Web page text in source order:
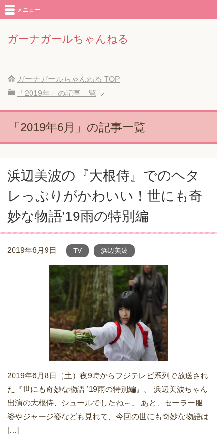
ガーナガールちゃんねる
メニュー
ガーナガールちゃんねる TOP
「2019年」の記事一覧
「2019年6月」の記事一覧
浜辺美波の『大根侍』でのヘタ
レっぷりがかわいい！世にも奇
妙な物語’19雨の特別編
2019年6月9日 TV 浜辺美波
2019年6月8日（土）夜9時からフジテレビ系列で放送され
た『世にも奇妙な物語 ’19雨の特別編』。 浜辺美波ちゃん
出演の大根侍、シュールでしたね～。 あと、セーラー服
姿やジャージ姿なども見れて、今回の世にも奇妙な物語は
[…]